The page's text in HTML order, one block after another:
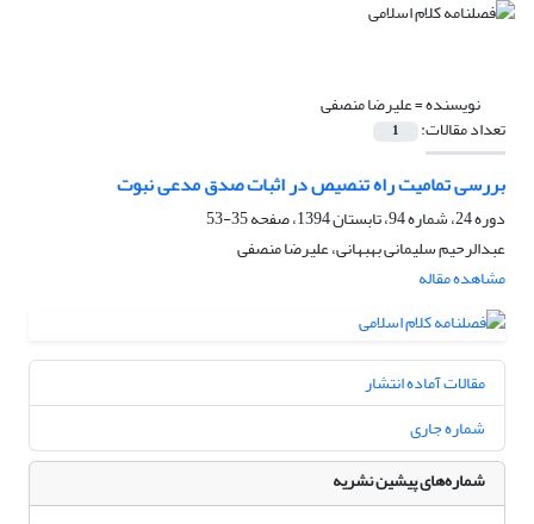
نویسنده =علیرضا منصفی
تعداد مقالات: 1
بررسی تمامیت راه تنصیص در اثبات صدق مدعی نبوت
دوره 24، شماره 94، تابستان 1394، صفحه
35-53
عبدالرحیم سلیمانی بهبهانی، علیرضا منصفی
مشاهده مقاله
مقالات آماده انتشار
شماره جاری
شماره‌های پیشین نشریه